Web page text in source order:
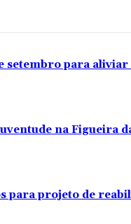
setembro para
na Figueira
para projeto de